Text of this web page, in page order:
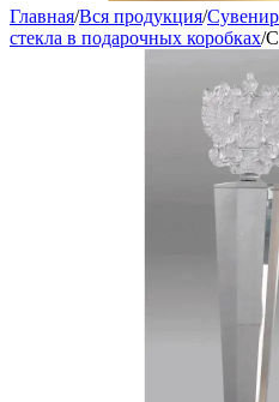
Главная/Вся продукция/
стекла в подарочных коробках/